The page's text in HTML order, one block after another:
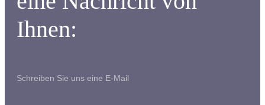
Ihnen:
Schreiben Sie uns eine E-Mail